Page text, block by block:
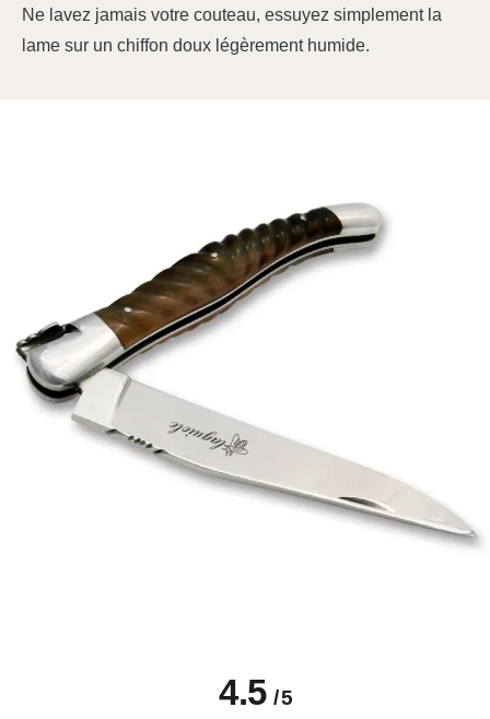
Ne lavez jamais votre couteau, essuyez simplement la
lame sur un chiffon doux légèrement humide.
4.5/5